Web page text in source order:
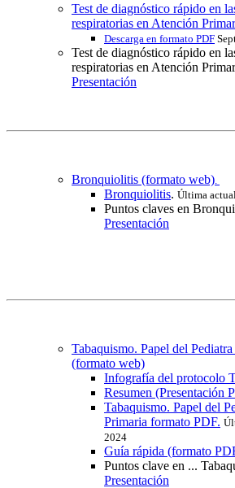
Test de diagnóstico rápido en
respiratorias en Atención
Descarga en formato PDF
Test de diagnóstico rápido en
respiratorias en Atención
Presentación
Bronquiolitis (formato web)
Bronquiolitis. Última
Puntos claves en
Presentación
Tabaquismo. Papel del
(formato web)
Infografía del protocolo
Resumen (Presentación
Tabaquismo. Papel del
Primaria formato PDF.
2024
Guía rápida (formato
Puntos clave en ...
Presentación